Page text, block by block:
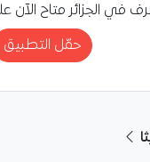
في الجزائر متاح
حمّل التطبيق